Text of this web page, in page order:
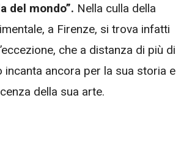
del mondo”. Nella culla della
a Firenze, si trova infatti
che a distanza di più di
incanta ancora per la sua storia e
della sua arte.